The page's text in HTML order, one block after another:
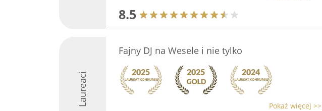
8.5
Laureaci
Fajny DJ na Wesele i nie tylko
Pokaż więcej >>